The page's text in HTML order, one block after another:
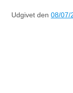
Udgivet den 08/07/